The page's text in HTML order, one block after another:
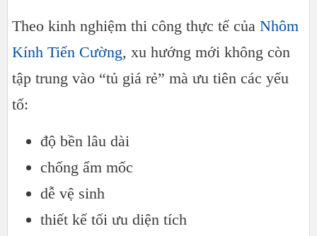
Theo kinh nghiệm thi công thực tế của Nhôm
Kính Tiến Cường, xu hướng mới không còn
tập trung vào “tủ giá rẻ” mà ưu tiên các yếu
tố:
độ bền lâu dài
chống ẩm mốc
dễ vệ sinh
thiết kế tối ưu diện tích